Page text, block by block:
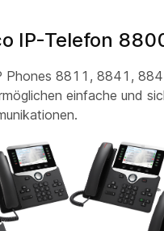
IP-Telefon
Phones 8811, 8841,
einfache und